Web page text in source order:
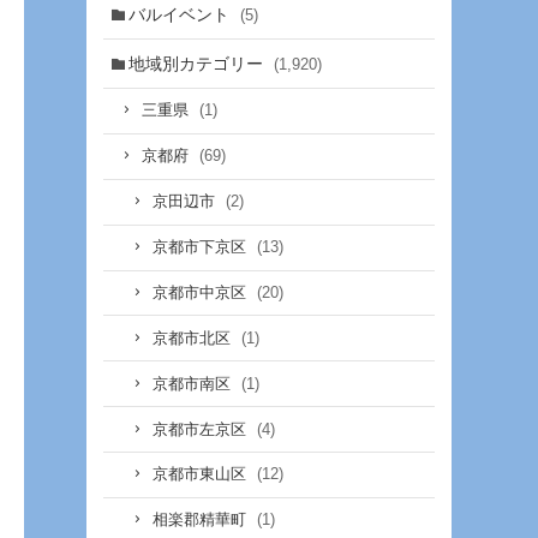
バルイベント (5)
地域別カテゴリー (1,920)
三重県 (1)
京都府 (69)
京田辺市 (2)
京都市下京区 (13)
京都市中京区 (20)
京都市北区 (1)
京都市南区 (1)
京都市左京区 (4)
京都市東山区 (12)
相楽郡精華町 (1)